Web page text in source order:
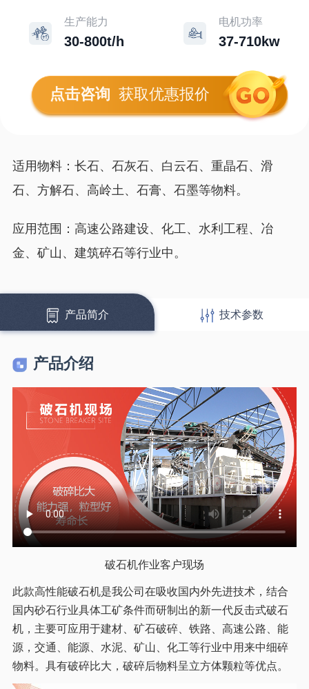
生产能力
30-800t/h
电机功率
37-710kw
点击咨询 获取优惠报价
适用物料：长石、石灰石、白云石、重晶石、滑
石、方解石、高岭土、石膏、石墨等物料。
应用范围：高速公路建设、化工、水利工程、冶
金、矿山、建筑碎石等行业中。
产品简介 技术参数
产品介绍
破石机作业客户现场
此款高性能破石机是我公司在吸收国内外先进技术，结合
国内砂石行业具体工矿条件而研制出的新一代反击式破石
机，主要可应用于建材、矿石破碎、铁路、高速公路、能
源，交通、能源、水泥、矿山、化工等行业中用来中细碎
物料。具有破碎比大，破碎后物料呈立方体颗粒等优点。